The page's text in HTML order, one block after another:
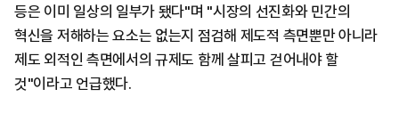
등은 이미 일상의 일부가 됐다"며 "시장의 선진화와 민간의
혁신을 저해하는 요소는 없는지 점검해 제도적 측면뿐만 아니라
제도 외적인 측면에서의 규제도 함께 살피고 걷어내야 할
것"이라고 언급했다.